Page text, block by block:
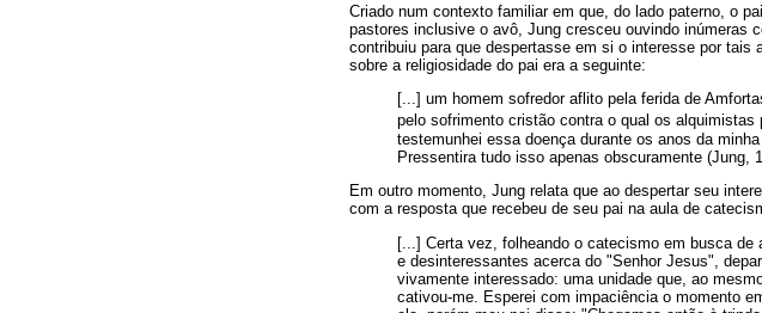
Criado num contexto familiar em que, do lado paterno, o
pastores inclusive o avô, Jung cresceu ouvindo inúmeras
contribuiu para que despertasse em si o interesse por
sobre a religiosidade do pai era a seguinte:
[...] um homem sofredor aflito pela ferida de
pelo sofrimento cristão contra o qual os alquimistas
testemunhei essa doença durante os anos da
Pressentira tudo isso apenas obscuramente (Jung,
Em outro momento, Jung relata que ao despertar seu
com a resposta que recebeu de seu pai na aula de
[...] Certa vez, folheando o catecismo em busca
e desinteressantes acerca do "Senhor Jesus",
vivamente interessado: uma unidade que, ao
cativou-me. Esperei com impaciência o momento